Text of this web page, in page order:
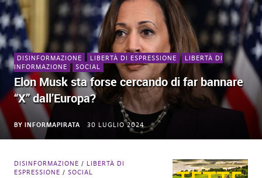
BY INFORMAPIRATA 30 LUGLIO 2024
DISINFORMAZIONE LIBERTÀ DI ESPRESSIONE
LIBERTÀ DI
INFORMAZIONE
SOCIAL
Elon Musk sta forse cercando di far bannare
“X” dall’Europa?
DISINFORMAZIONE
LIBERTÀ DI
ESPRESSIONE
SOCIAL